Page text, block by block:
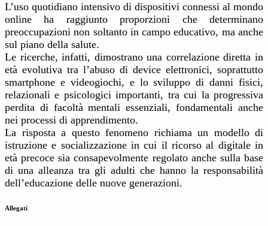
L’uso quotidiano intensivo di dispositivi connessi al mondo
online ha raggiunto proporzioni che determinano
preoccupazioni non soltanto in campo educativo, ma anche
sul piano della salute.
Le ricerche, infatti, dimostrano una correlazione diretta in
età evolutiva tra l’abuso di device elettronici, soprattutto
smartphone e videogiochi, e lo sviluppo di danni fisici,
relazionali e psicologici importanti, tra cui la progressiva
perdita di facoltà mentali essenziali, fondamentali anche
nei processi di apprendimento.
La risposta a questo fenomeno richiama un modello di
istruzione e socializzazione in cui il ricorso al digitale in
età precoce sia consapevolmente regolato anche sulla base
di una alleanza tra gli adulti che hanno la responsabilità
dell’educazione delle nuove generazioni.
Allegati